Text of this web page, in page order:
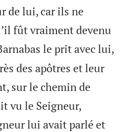
de lui, car ils ne
fût vraiment devenu
le prit avec lui,
des apôtres et leur
sur le chemin de
vu le Seigneur,
lui avait parlé et